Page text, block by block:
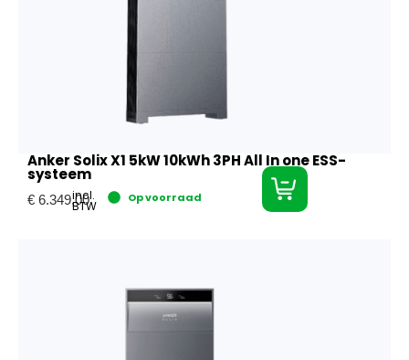
Anker Solix X1 5kW 10kWh 3PH All In one ESS-
systeem
€ 6.349,00
incl.
BTW
Op voorraad